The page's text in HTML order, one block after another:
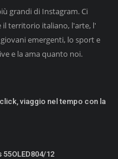
grandi di Instagram. Ci
il territorio italiano, l'arte, l'
emergenti, lo sport e
e la ama quanto noi.
viaggio nel tempo con la
12